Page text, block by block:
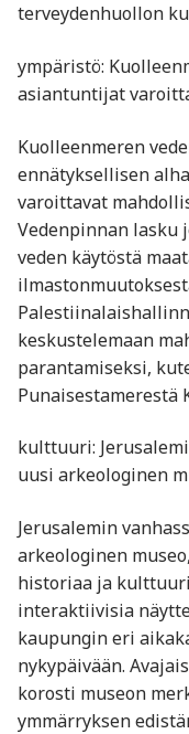
terveydenhuollon
ympäristö:
asiantuntijat
Kuolleenmeren
ennätyksellisen
varoittavat
Vedenpinnan lasku
veden käytöstä
keskustelemaan
parantamiseksi,
Punaisestamerestä
kulttuuri:
uusi arkeologinen
Jerusalemin
arkeologinen
historiaa ja
interaktiivisia
kaupungin eri
nykypäivään.
korosti museon
ymmärryksen